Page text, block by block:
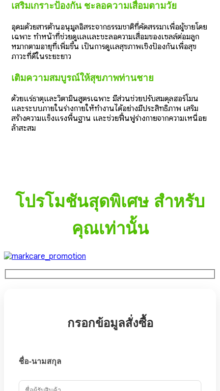
เสริมเกราะป้องกัน ชะลอความเสื่อมตามวัย
อุดมด้วยสารต้านอนุมูลอิสระจากธรรมชาติที่คัดสรรมาเพื่อผู้ชายโดย
เฉพาะ ทำหน้าที่ช่วยดูแลและชะลอความเสื่อมของเซลล์ต่อมลูก
หมากตามอายุที่เพิ่มขึ้น เป็นการดูแลสุขภาพเชิงป้องกันเพื่อสุข
ภาวะที่ดีในระยะยาว
เติมความสมบูรณ์ให้สุขภาพท่านชาย
ด้วยแร่ธาตุและวิตามินสูตรเฉพาะ มีส่วนช่วยปรับสมดุลฮอร์โมน
และระบบภายในร่างกายให้ทำงานได้อย่างมีประสิทธิภาพ เสริม
สร้างความแข็งแรงพื้นฐาน และช่วยฟื้นฟูร่างกายจากความเหนื่อย
ล้าสะสม
โปรโมชันสุดพิเศษ สำหรับ
คุณเท่านั้น
กรอกข้อมูลสั่งซื้อ
ชื่อ-นามสกุล